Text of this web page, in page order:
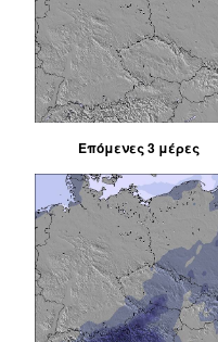
Επόμενες 3 μέρες